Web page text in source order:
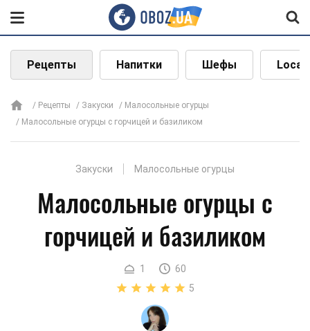
Рецепты Напитки Шефы Local
Рецепты Закуски
Малосольные огурцы
Малосольные огурцы с горчицей и базиликом
Закуски Малосольные огурцы
Малосольные огурцы с
горчицей и базиликом
1
60
5